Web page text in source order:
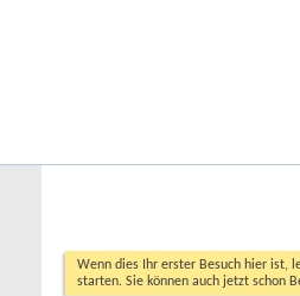
Wenn dies Ihr erster Besuch hier ist,
starten. Sie können auch jetzt schon